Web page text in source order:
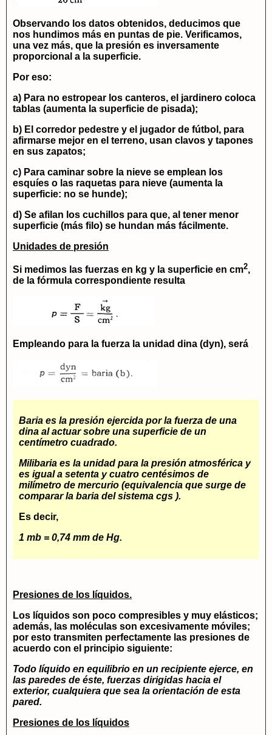
Observando los datos obtenidos, deducimos que
nos hundimos más en puntas de pie. Verificamos,
una vez más, que la presión es inversamente
proporcional a la superficie.
Por eso:
a) Para no estropear los canteros, el jardinero coloca
tablas (aumenta la superficie de pisada);
b) El corredor pedestre y el jugador de fútbol, para
afirmarse mejor en el terreno, usan clavos y tapones
en sus zapatos;
c) Para caminar sobre la nieve se emplean los
esquíes o las raquetas para nieve (aumenta la
superficie: no se hunde);
d) Se afilan los cuchillos para que, al tener menor
superficie (más filo) se hundan más fácilmente.
Unidades de presión
Si medimos las fuerzas en kg y la superficie en cm2,
de la fórmula correspondiente resulta
Empleando para la fuerza la unidad dina (dyn), será
Baria es la presión ejercida por la fuerza de una
dina al actuar sobre una superficie de un
centímetro cuadrado.
Milibaria es la unidad para la presión atmosférica y
es igual a setenta y cuatro centésimos de
milímetro de mercurio (equivalencia que surge de
comparar la baria del sistema cgs ).
Es decir,
1 mb = 0,74 mm de Hg.
Presiones de los líquidos.
Los líquidos son poco compresibles y muy elásticos;
además, las moléculas son excesivamente móviles;
por esto transmiten perfectamente las presiones de
acuerdo con el principio siguiente:
Todo líquido en equilibrio en un recipiente ejerce, en
las paredes de éste, fuerzas dirigidas hacia el
exterior, cualquiera que sea la orientación de esta
pared.
Presiones de los líquidos